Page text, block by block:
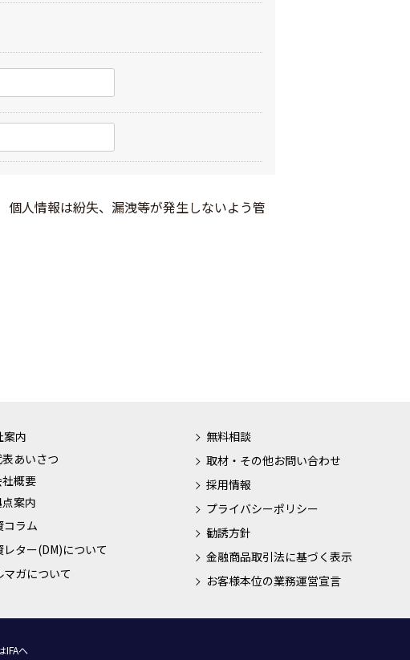
人情報は紛失、漏洩等が発生しないよう管
案内
あいさつ
社概要
案内
コラム
レター(DM)について
マガについて
無料相談
取材・その他お問い合わせ
採用情報
プライバシーポリシー
勧誘方針
金融商品取引法に基づく表示
お客様本位の業務運営宣言
IFAへ